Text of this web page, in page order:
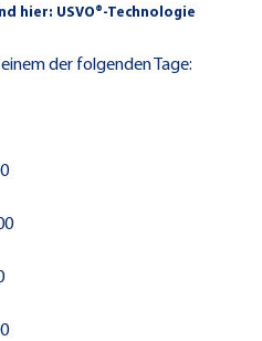
hier: USVO®-Technologie
der folgenden Tage: